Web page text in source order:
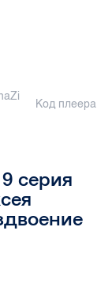
Код плеера
серия